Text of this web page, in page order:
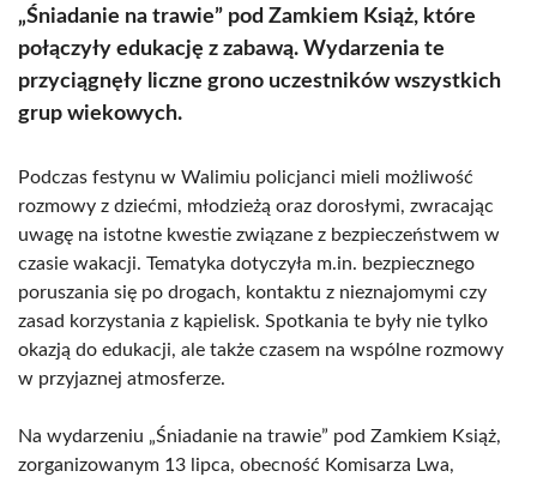
„Śniadanie na trawie” pod Zamkiem Książ, które
połączyły edukację z zabawą. Wydarzenia te
przyciągnęły liczne grono uczestników wszystkich
grup wiekowych.
Podczas festynu w Walimiu policjanci mieli możliwość
rozmowy z dziećmi, młodzieżą oraz dorosłymi, zwracając
uwagę na istotne kwestie związane z bezpieczeństwem w
czasie wakacji. Tematyka dotyczyła m.in. bezpiecznego
poruszania się po drogach, kontaktu z nieznajomymi czy
zasad korzystania z kąpielisk. Spotkania te były nie tylko
okazją do edukacji, ale także czasem na wspólne rozmowy
w przyjaznej atmosferze.
Na wydarzeniu „Śniadanie na trawie” pod Zamkiem Książ,
zorganizowanym 13 lipca, obecność Komisarza Lwa,